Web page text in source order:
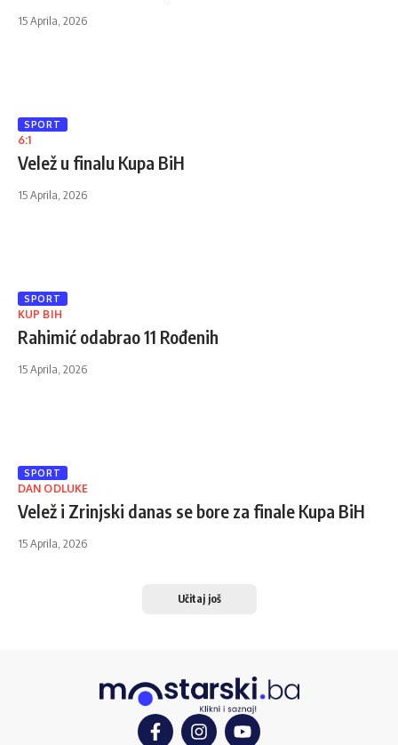
15 Aprila, 2026
SPORT
6:1
Velež u finalu Kupa BiH
15 Aprila, 2026
SPORT
KUP BIH
Rahimić odabrao 11 Rođenih
15 Aprila, 2026
SPORT
DAN ODLUKE
Velež i Zrinjski danas se bore za finale Kupa BiH
15 Aprila, 2026
Učitaj još